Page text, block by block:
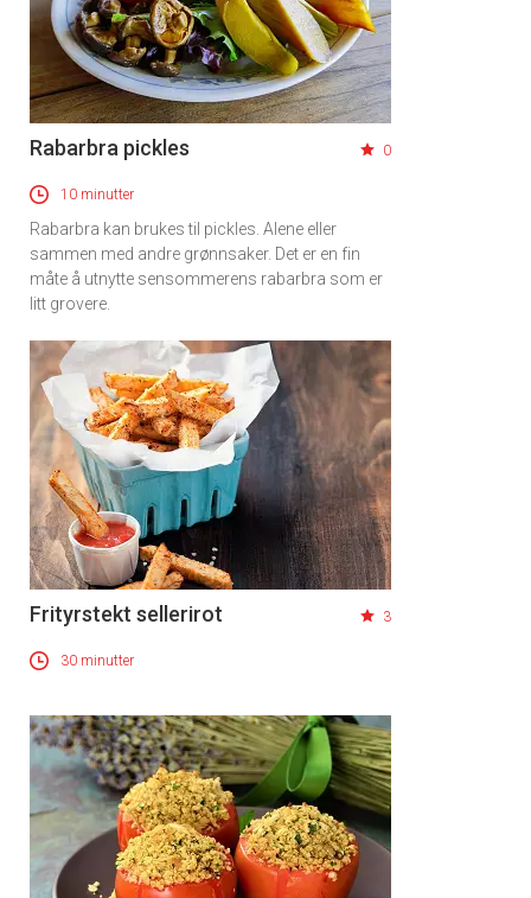
Rabarbra pickles 0
10 minutter
Rabarbra kan brukes til pickles. Alene eller
sammen med andre grønnsaker. Det er en fin
måte å utnytte sensommerens rabarbra som er
litt grovere.
Frityrstekt sellerirot 3
30 minutter